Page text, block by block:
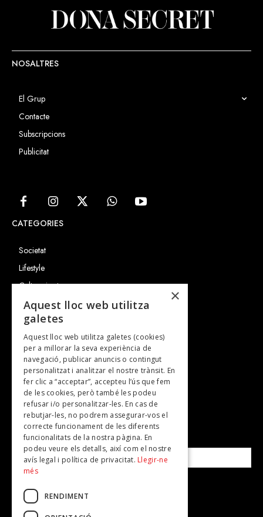
NOSALTRES
El Grup
Contacte
Subscripcions
Publicitat
CATEGORIES
Societat
Lifestyle
Cultura i art
Entrevistes
Gastronomia
TV
Plans per fer
Revistes
SUBSCRIU-TE A LA NOSTRA NEWSLETTER!
Correu electrònic*
Accepto lapolítica de privacitat
×
Aquest lloc web utilitza
galetes
Aquest lloc web utilitza galetes (cookies)
per a millorar la seva experiència de
navegació, publicar anuncis o contingut
personalitzat i analitzar el nostre trànsit. En
fer clic a “acceptar”, accepteu l’ús que fem
de les cookies, però també les podeu
refusar i/o personalitzar-les. En cas de
rebutjar-les, no podrem assegurar-vos el
correcte funcionament de les diferents
funcionalitats de la nostra pàgina. En
podeu veure els detalls, així com el nostre
avís legal i política de privacitat. Llegir-ne
més
RENDIMENT